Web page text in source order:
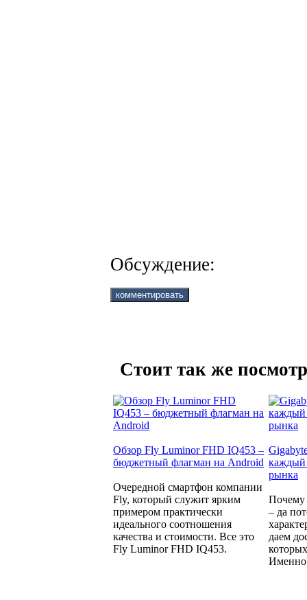
Обсуждение:
Стоит так же
Обзор Fly Luminor FHD IQ453 –
бюджетный флагман на Android
Очередной смартфон компании
Fly, который служит ярким
примером практически
идеального соотношения
качества и стоимости. Все это
Fly Luminor FHD IQ453.
каждый
рынка
Почему
– да
даем
Именно